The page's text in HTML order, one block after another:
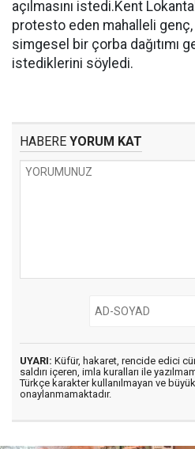
açılmasını istedi.Kent
protesto eden mahalleli genç,
simgesel bir çorba dağıtımı
istediklerini söyledi.
HABERE YORUM KAT
UYARI: Küfür, hakaret, rencide edici
saldırı içeren, imla kuralları ile
Türkçe karakter kullanılmayan ve
onaylanmamaktadır.